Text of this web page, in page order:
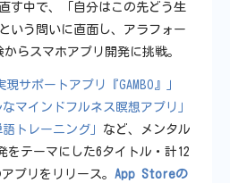
す中で、「自分はこの先どう生
いう問いに直面し、アラフォー
らスマホアプリ開発に挑戦。
現サポートアプリ『GAMBO』」
マインドフルネス瞑想アプリ」
トレーニング」 など、メンタル
をテーマにした6タイトル・計12
プリをリリース。 App Storeの